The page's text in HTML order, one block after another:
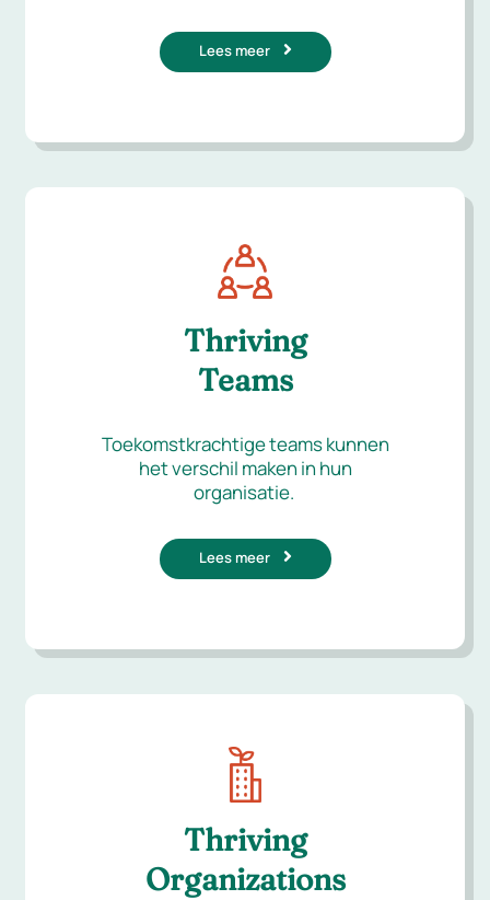
Lees meer
Thriving
Teams
Toekomstkrachtige teams kunnen
het verschil maken in hun
organisatie.
Lees meer
Thriving
Organizations